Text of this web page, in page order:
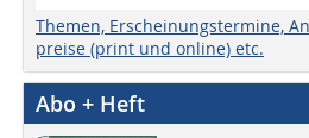
Themen, Erscheinungstermine,
preise (print und online) etc.
Abo + Heft